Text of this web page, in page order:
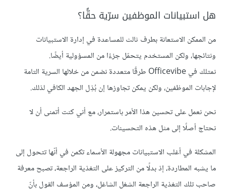
هل استبيانات الموظفين سرّية حقًّا؟
من الممكن الاستعانة بطرف ثالث للمساعدة في إدارة الاستبيانات
ونتائجها، ولكن المستخدم يتحمّل جزءًا من المسؤولية أيضًا.
نمتلك في Officevibe طرقًا متعددة نضمن من خلالها السرية التامة
لإجابات الموظفين، ولكن يمكن تجاوزها إن بُذِل الجهد الكافي لذلك.
نحن نعمل على تحسين هذا الأمر باستمرار، مع أني كنت أتمنى أن لا
نحتاج أصلًا إلى مثل هذه التحسينات.
المشكلة في أغلب الاستبيانات مجهولة الأسماء تكمن في أنّها تتحول إلى
ما يشبه المطاردة، إذ بدلًا من التركيز على التغذية الراجعة، تصبح معرفة
صاحب تلك التغذية الراجعة الشغل الشاغل، ومن المؤسف القول بأنّ